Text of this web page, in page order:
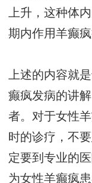
上升，这种体
期内作用羊癫
上述的内容就
癫疯发病的讲
者。对于女性
时的诊疗，不
定要到专业的
为女性羊癫疯